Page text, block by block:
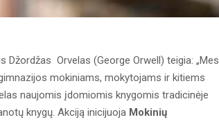
Džordžas Orvelas (George Orwell) teigia: „Mes
mokiniams, mokytojams ir kitiems
naujomis įdomiomis knygomis tradicinėje
knygų. Akciją inicijuoja Mokinių